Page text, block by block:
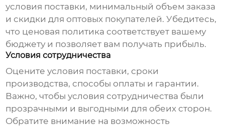
условия поставки, минимальный объем заказа
и скидки для оптовых покупателей. Убедитесь,
что ценовая политика соответствует вашему
бюджету и позволяет вам получать прибыль.
Условия сотрудничества
Оцените условия поставки, сроки
производства, способы оплаты и гарантии.
Важно, чтобы условия сотрудничества были
прозрачными и выгодными для обеих сторон.
Обратите внимание на возможность